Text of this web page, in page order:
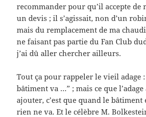
recommander pour qu’il accepte de
un devis ; il s’agissait, non d’un
mais du remplacement de ma
ne faisant pas partie du Fan Club
j’ai dû aller chercher ailleurs.
Tout ça pour rappeler le vieil adage
bâtiment va …” ; mais ce que
ajouter, c’est que quand le bâtiment
rien ne va. Et le célèbre M.